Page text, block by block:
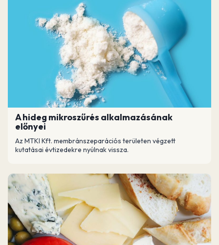
A hideg mikroszűrés alkalmazásának
előnyei
Az MTKI Kft. membránszeparációs területen végzett
kutatásai évtizedekre nyúlnak vissza.